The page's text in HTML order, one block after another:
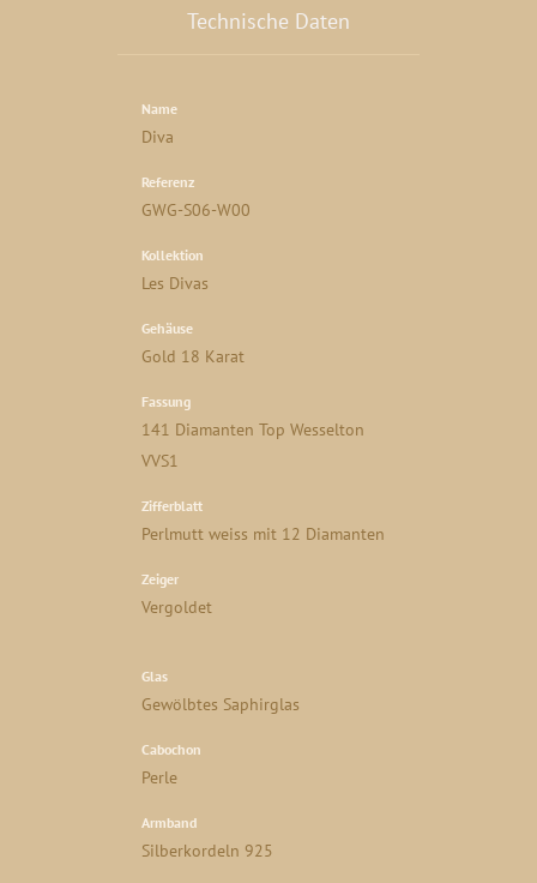
Technische Daten
Name
Diva
Referenz
GWG-S06-W00
Kollektion
Les Divas
Gehäuse
Gold 18 Karat
Fassung
141 Diamanten Top Wesselton
VVS1
Zifferblatt
Perlmutt weiss mit 12 Diamanten
Zeiger
Vergoldet
Glas
Gewölbtes Saphirglas
Cabochon
Perle
Armband
Silberkordeln 925